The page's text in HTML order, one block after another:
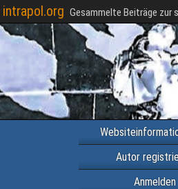
intrapol.org Gesammelte Beiträge zur
Autor
Anmelden